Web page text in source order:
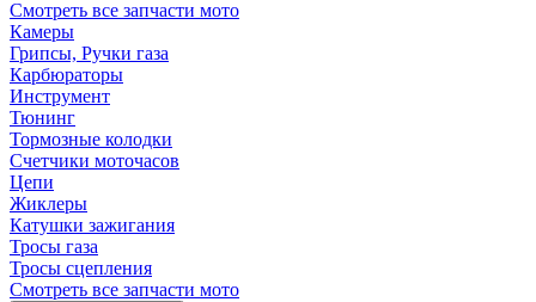
Смотреть все запчасти мото
Камеры
Грипсы, Ручки газа
Карбюраторы
Инструмент
Тюнинг
Тормозные колодки
Счетчики моточасов
Цепи
Жиклеры
Катушки зажигания
Тросы газа
Тросы сцепления
Смотреть все запчасти мото